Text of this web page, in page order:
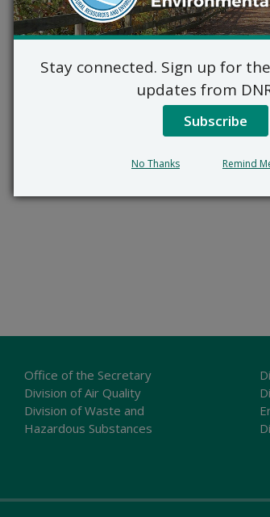
Office of the Secretary
Division of Air Quality
Division of Waste and
Hazardous Substances
Stay connected. Sign up for
updates from
Subscribe
No Thanks Remind